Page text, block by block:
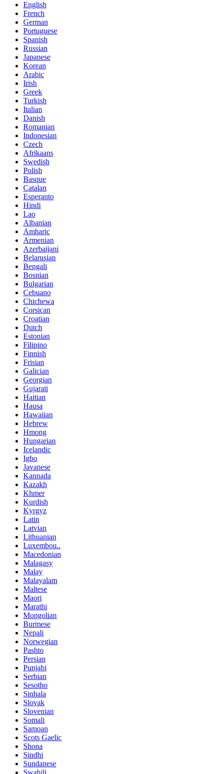
English
French
German
Portuguese
Spanish
Russian
Japanese
Korean
Arabic
Irish
Greek
Turkish
Italian
Danish
Romanian
Indonesian
Czech
Afrikaans
Swedish
Polish
Basque
Catalan
Esperanto
Hindi
Lao
Albanian
Amharic
Armenian
Azerbaijani
Belarusian
Bengali
Bosnian
Bulgarian
Cebuano
Chichewa
Corsican
Croatian
Dutch
Estonian
Filipino
Finnish
Frisian
Galician
Georgian
Gujarati
Haitian
Hausa
Hawaiian
Hebrew
Hmong
Hungarian
Icelandic
Igbo
Javanese
Kannada
Kazakh
Khmer
Kurdish
Kyrgyz
Latin
Latvian
Lithuanian
Luxembou..
Macedonian
Malagasy
Malay
Malayalam
Maltese
Maori
Marathi
Mongolian
Burmese
Nepali
Norwegian
Pashto
Persian
Punjabi
Serbian
Sesotho
Sinhala
Slovak
Slovenian
Somali
Samoan
Scots Gaelic
Shona
Sindhi
Sundanese